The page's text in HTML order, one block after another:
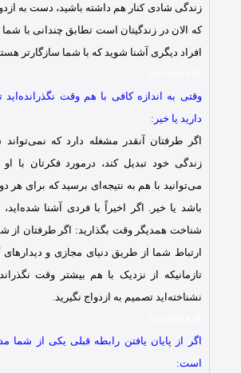
زندگی شادی کنار هم داشته باشید، دست به
که الان در زندگیتان است تطابق چندانی با شما
افراد دیگری آشنا شوید که با شما سازگار‌تر
وقتی به اندازه کافی با هم وقت نگذرانده‌اید
دارید یا خیر:
اگر طرفتان آنقدر مشغله دارد که
زندگی خود تبدیل کند، درمورد فکرتان با او
می‌توانید با هم به نتیجه‌ای برسید که برای
باشد یا خیر. اگر اخیراً با فردی آشنا شده‌اید،
شناخت همدیگر وقت بگذارید: اگر طرفتان از
ارتباط شما از طریق دنیای مجازی و
تازمانیکه از نزدیک با هم بیشتر وقت
نشناخته‌اید تصمیم به ازدواج نگیرید.
اگر از پایان یافتن رابطه‌ قبلی یکی از شما
است: